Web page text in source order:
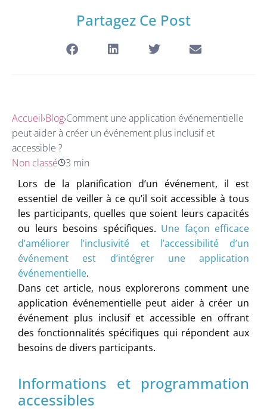
Partagez Ce Post
Accueil›Blog›Comment une application événementielle
peut aider à créer un événement plus inclusif et
accessible ?
Non classé
3 min
Lors de la planification d’un événement, il est
essentiel de veiller à ce qu’il soit accessible à tous
les participants, quelles que soient leurs capacités
ou leurs besoins spécifiques. Une façon efficace
d’améliorer l’inclusivité et l’accessibilité d’un
événement est d’intégrer une application
événementielle.
Dans cet article, nous explorerons comment une
application événementielle peut aider à créer un
événement plus inclusif et accessible en offrant
des fonctionnalités spécifiques qui répondent aux
besoins de divers participants.
Informations et programmation
accessibles